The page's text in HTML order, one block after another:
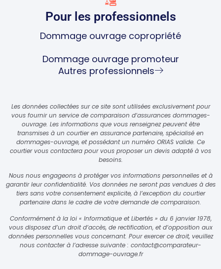
Pour les professionnels
Dommage ouvrage copropriété
Dommage ouvrage promoteur
Autres professionnels
Les données collectées sur ce site sont utilisées exclusivement pour
vous fournir un service de comparaison d’assurances dommages-
ouvrage. Les informations que vous renseignez peuvent être
transmises à un courtier en assurance partenaire, spécialisé en
dommages-ouvrage, et possédant un numéro ORIAS valide. Ce
courtier vous contactera pour vous proposer un devis adapté à vos
besoins.
Nous nous engageons à protéger vos informations personnelles et à
garantir leur confidentialité. Vos données ne seront pas vendues à des
tiers sans votre consentement explicite, à l’exception du courtier
partenaire dans le cadre de votre demande de comparaison.
Conformément à la loi « Informatique et Libertés » du 6 janvier 1978,
vous disposez d’un droit d’accès, de rectification, et d’opposition aux
données personnelles vous concernant. Pour exercer ce droit, veuillez
nous contacter à l’adresse suivante : contact@comparateur-
dommage-ouvrage.fr